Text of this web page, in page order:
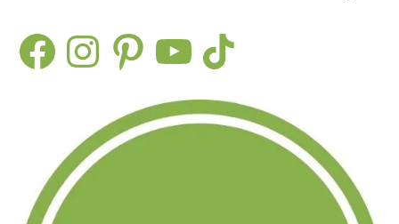
FacebookInstagramPinterest TikTok